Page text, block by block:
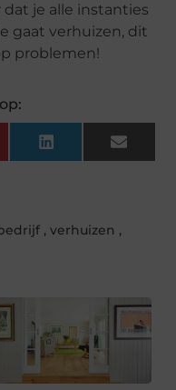
je alle instanties
gaat verhuizen, dit
problemen!
LinkedInEmail
,verhuizen ,